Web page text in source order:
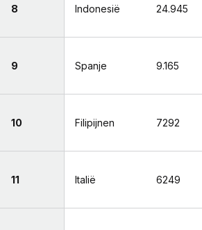
8 Indonesië 24.945
9 Spanje 9.165
10 Filipijnen 7292
11 Italië 6249